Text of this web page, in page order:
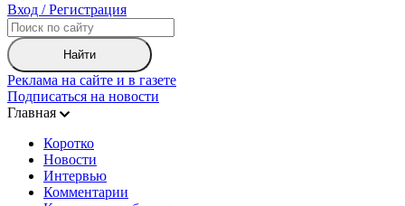
Вход / Регистрация
Найти
Реклама на сайте и в газете
Подписаться на новости
Главная
Коротко
Новости
Интервью
Комментарии